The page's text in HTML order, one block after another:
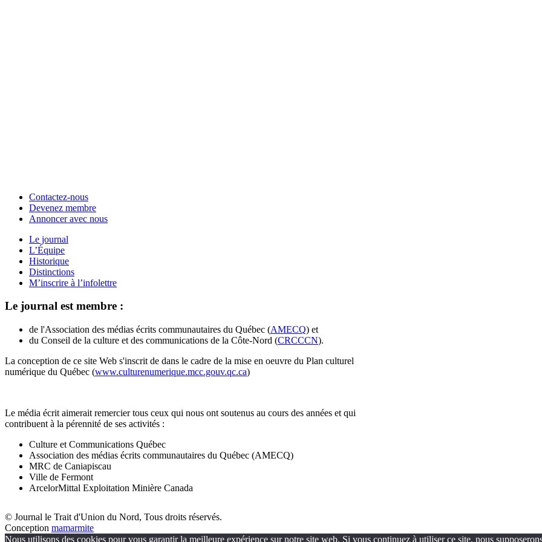
Contactez-nous
Devenez membre
Annoncer avec nous
Le journal
L’Équipe
Historique
Distinctions
M’inscrire à l’infolettre
Le journal est membre :
de l'Association des médias écrits communautaires du Québec (AMECQ) et
du Conseil de la culture et des communications de la Côte-Nord (CRCCCN).
La conception de ce site Web s'inscrit de dans le cadre de la mise en oeuvre du Plan culturel
numérique du Québec (www.culturenumerique.mcc.gouv.qc.ca)
Le média écrit aimerait remercier tous ceux qui nous ont soutenus au cours des années et qui
contribuent à la pérennité de ses activités :
Culture et Communications Québec
Association des médias écrits communautaires du Québec (AMECQ)
MRC de Caniapiscau
Ville de Fermont
ArcelorMittal Exploitation Minière Canada
© Journal le Trait d'Union du Nord, Tous droits réservés.
Conception mamarmite
Nous utilisons des cookies pour vous garantir la meilleure expérience sur notre site web. Si vous continuez à utiliser ce site, nous